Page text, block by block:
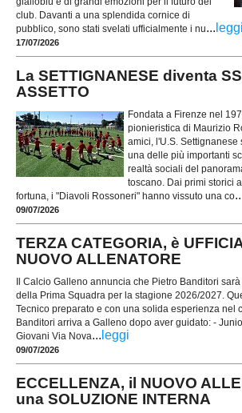
club. Davanti a una splendida cornice di
pubblico, sono stati svelati ufficialmente i nu... leggi
17/07/2026
La SETTIGNANESE diventa
ASSETTO
Fondata a Firenze nel
pionieristica di Maurizio
amici, l'U.S. Settignanese
una delle più importanti
realtà sociali del
toscano. Dai primi storici
fortuna, i "Diavoli Rossoneri" hanno vissuto una co
09/07/2026
TERZA CATEGORIA, è
NUOVO ALLENATORE
Il Calcio Galleno annuncia che Pietro Banditori
della Prima Squadra per la stagione 2026/2027.
Tecnico preparato e con una solida esperienza nel
Banditori arriva a Galleno dopo aver guidato: -
Giovani Via Nova... leggi
09/07/2026
ECCELLENZA, il NUOVO
una SOLUZIONE INTERNA